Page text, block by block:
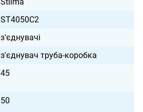
ST4050C2
з'єднувачі
з'єднувач труба-коробка
45
50